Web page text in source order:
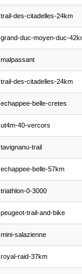
trail-des-citadelles-24km
grand-duc-moyen-duc-
malpassant
trail-des-citadelles-24km
echappee-belle-cretes
ut4m-40-vercors
tavignanu-trail
echappee-belle-57km
triathlon-0-3000
peugeot-trail-and-bike
mini-salazienne
royal-raid-37km